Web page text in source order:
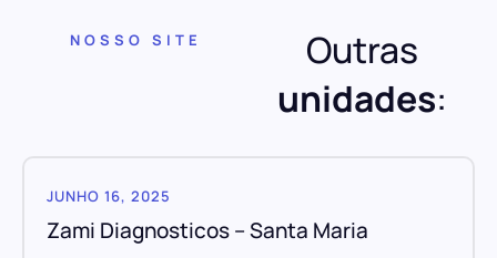
NOSSO SITE
Outras
unidades:
JUNHO 16, 2025
Zami Diagnosticos – Santa Maria